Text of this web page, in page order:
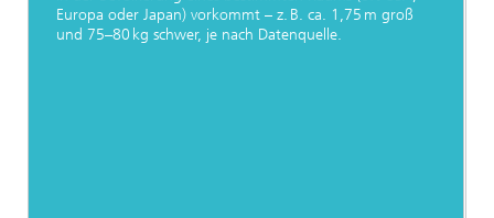
Europa oder Japan) vorkommt – z. B. ca. 1,75 m groß
und 75–80 kg schwer, je nach Datenquelle.